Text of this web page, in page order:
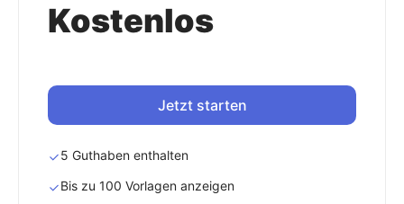
Kostenlos
Jetzt starten
5 Guthaben enthalten
Bis zu 100 Vorlagen anzeigen